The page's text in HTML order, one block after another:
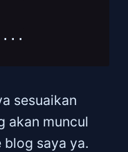
sesuaikan
akan muncul
saya ya.